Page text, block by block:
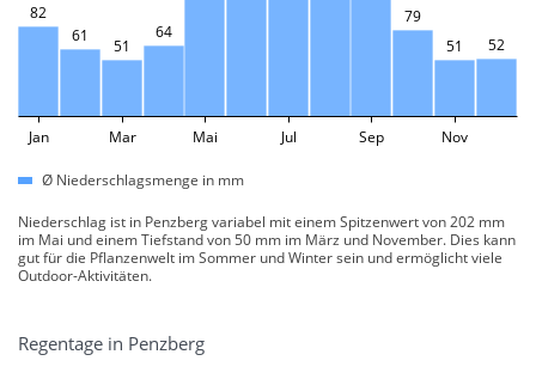
82
61
51
64
79
51
52
Jan Mar Mai Jul Sep Nov
Ø Niederschlagsmenge in mm
Niederschlag ist in Penzberg variabel mit einem Spitzenwert von 202 mm
im Mai und einem Tiefstand von 50 mm im März und November. Dies kann
gut für die Pflanzenwelt im Sommer und Winter sein und ermöglicht viele
Outdoor-Aktivitäten.
Regentage in Penzberg